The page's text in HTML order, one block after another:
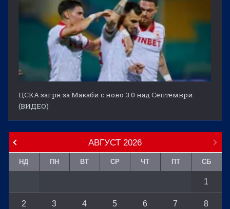
ЦСКА загря за Макаби с ново 3:0 над Септември
(ВИДЕО)
АВГУСТ 2026
НД ПН ВТ СР ЧТ ПТ СБ
1
2 3 4 5 6 7 8